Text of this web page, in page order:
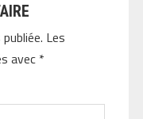
Les
avec *